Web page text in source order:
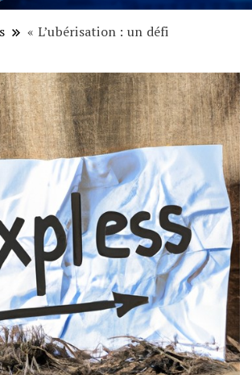
« L’ubérisation : un défi